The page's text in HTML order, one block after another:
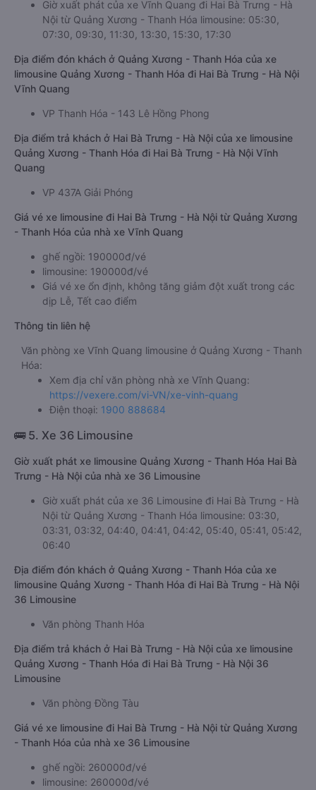
Giờ xuất phát của xe Vĩnh Quang đi Hai Bà Trưng - Hà
Nội từ Quảng Xương - Thanh Hóa limousine: 05:30,
07:30, 09:30, 11:30, 13:30, 15:30, 17:30
Địa điểm đón khách ở Quảng Xương - Thanh Hóa của xe
limousine Quảng Xương - Thanh Hóa đi Hai Bà Trưng - Hà Nội
Vĩnh Quang
VP Thanh Hóa - 143 Lê Hồng Phong
Địa điểm trả khách ở Hai Bà Trưng - Hà Nội của xe limousine
Quảng Xương - Thanh Hóa đi Hai Bà Trưng - Hà Nội Vĩnh
Quang
VP 437A Giải Phóng
Giá vé xe limousine đi Hai Bà Trưng - Hà Nội từ Quảng Xương
- Thanh Hóa của nhà xe Vĩnh Quang
ghế ngồi: 190000đ/vé
limousine: 190000đ/vé
Giá vé xe ổn định, không tăng giảm đột xuất trong các
dịp Lễ, Tết cao điểm
Thông tin liên hệ
Văn phòng xe Vĩnh Quang limousine ở Quảng Xương - Thanh
Hóa:
Xem địa chỉ văn phòng nhà xe Vĩnh Quang:
https://vexere.com/vi-VN/xe-vinh-quang
Điện thoại: 1900 888684
🚌 5. Xe 36 Limousine
Giờ xuất phát xe limousine Quảng Xương - Thanh Hóa Hai Bà
Trưng - Hà Nội của nhà xe 36 Limousine
Giờ xuất phát của xe 36 Limousine đi Hai Bà Trưng - Hà
Nội từ Quảng Xương - Thanh Hóa limousine: 03:30,
03:31, 03:32, 04:40, 04:41, 04:42, 05:40, 05:41, 05:42,
06:40
Địa điểm đón khách ở Quảng Xương - Thanh Hóa của xe
limousine Quảng Xương - Thanh Hóa đi Hai Bà Trưng - Hà Nội
36 Limousine
Văn phòng Thanh Hóa
Địa điểm trả khách ở Hai Bà Trưng - Hà Nội của xe limousine
Quảng Xương - Thanh Hóa đi Hai Bà Trưng - Hà Nội 36
Limousine
Văn phòng Đồng Tàu
Giá vé xe limousine đi Hai Bà Trưng - Hà Nội từ Quảng Xương
- Thanh Hóa của nhà xe 36 Limousine
ghế ngồi: 260000đ/vé
limousine: 260000đ/vé